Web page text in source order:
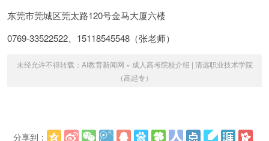
东莞市莞城区莞太路120号金马大厦六楼
0769-33522522、15118545548（张老师）
未经允许不得转载： AI教育新闻网 » 成人高考院校介绍 | 清远职业技术学院
（高起专）
分享到：